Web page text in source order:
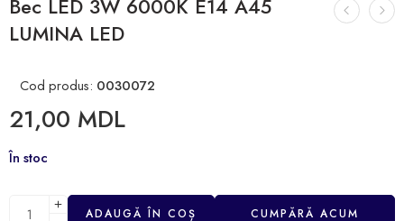
Bec LED 3W 6000К E14 A45
LUMINA LED
Cod produs: 0030072
21,00 MDL
În stoc
ADAUGĂ ÎN COȘ CUMPĂRĂ ACUM